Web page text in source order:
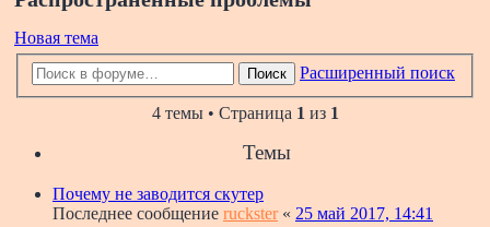
Новая тема
Поиск Расширенный поиск
4 темы • Страница 1 из 1
Темы
Почему не заводится скутер
Последнее сообщение ruckster« 25 май 2017, 14:41